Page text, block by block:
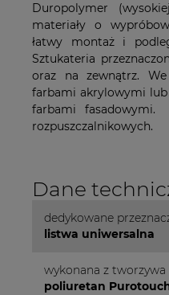
Duropolymer
materiały o
łatwy montaż i
Sztukateria
oraz na zewnątrz.
farbami akrylowymi
farbami fasadowymi.
rozpuszczalnikowych.
Dane
dedykowane
listwa uniwersalna
wykonana z tworzywa
poliuretan